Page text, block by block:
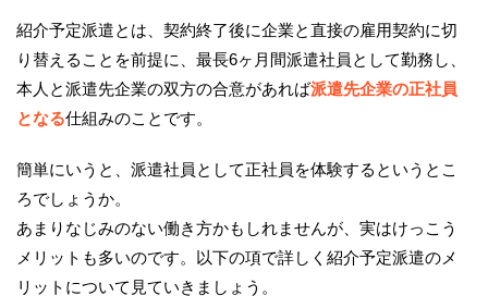
紹介予定派遣とは、契約終了後に企業と直接の雇用契約に切
り替えることを前提に、最長6ヶ月間派遣社員として勤務し、
本人と派遣先企業の双方の合意があれば派遣先企業の正社員
となる仕組みのことです。
簡単にいうと、派遣社員として正社員を体験するというとこ
ろでしょうか。
あまりなじみのない働き方かもしれませんが、実はけっこう
メリットも多いのです。以下の項で詳しく紹介予定派遣のメ
リットについて見ていきましょう。